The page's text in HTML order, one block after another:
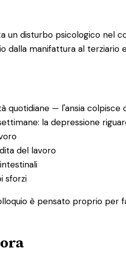
un disturbo psicologico nel
dalla manifattura al terziario
— l'ansia colpisce
la depressione
del lavoro
sforzi
è pensato proprio